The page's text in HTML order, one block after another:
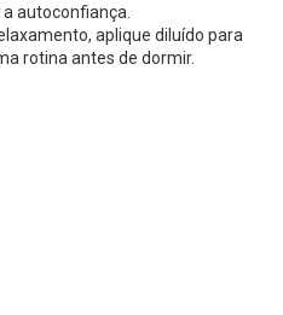
autoconfiança.
aplique diluído para
rotina antes de dormir.